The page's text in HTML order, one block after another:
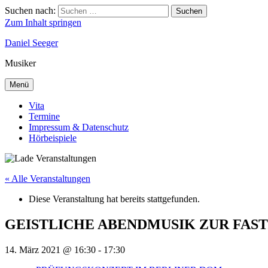
Suchen nach: Suchen
Zum Inhalt springen
Daniel Seeger
Musiker
Menü
Vita
Termine
Impressum & Datenschutz
Hörbeispiele
« Alle Veranstaltungen
Diese Veranstaltung hat bereits stattgefunden.
GEISTLICHE ABENDMUSIK ZUR
14. März 2021 @ 16:30 - 17:30